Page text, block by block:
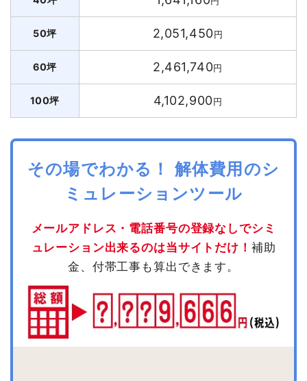
50坪 2,051,450円
60坪 2,461,740円
100坪 4,102,900円
その場でわかる！ 解体費用のシ
ミュレーションツール
メールアドレス・電話番号の登録なしでシミ
ュレーション出来るのは当サイトだけ！ 補助
金、付帯工事も算出できます。